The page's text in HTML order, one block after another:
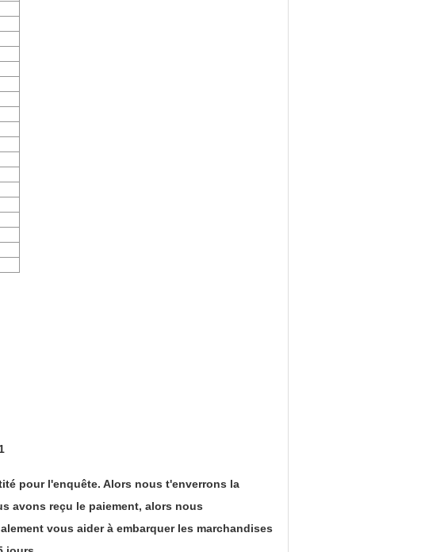
pour l'enquête. Alors nous t'enverrons la
avons reçu le paiement, alors nous
vous aider à embarquer les marchandises